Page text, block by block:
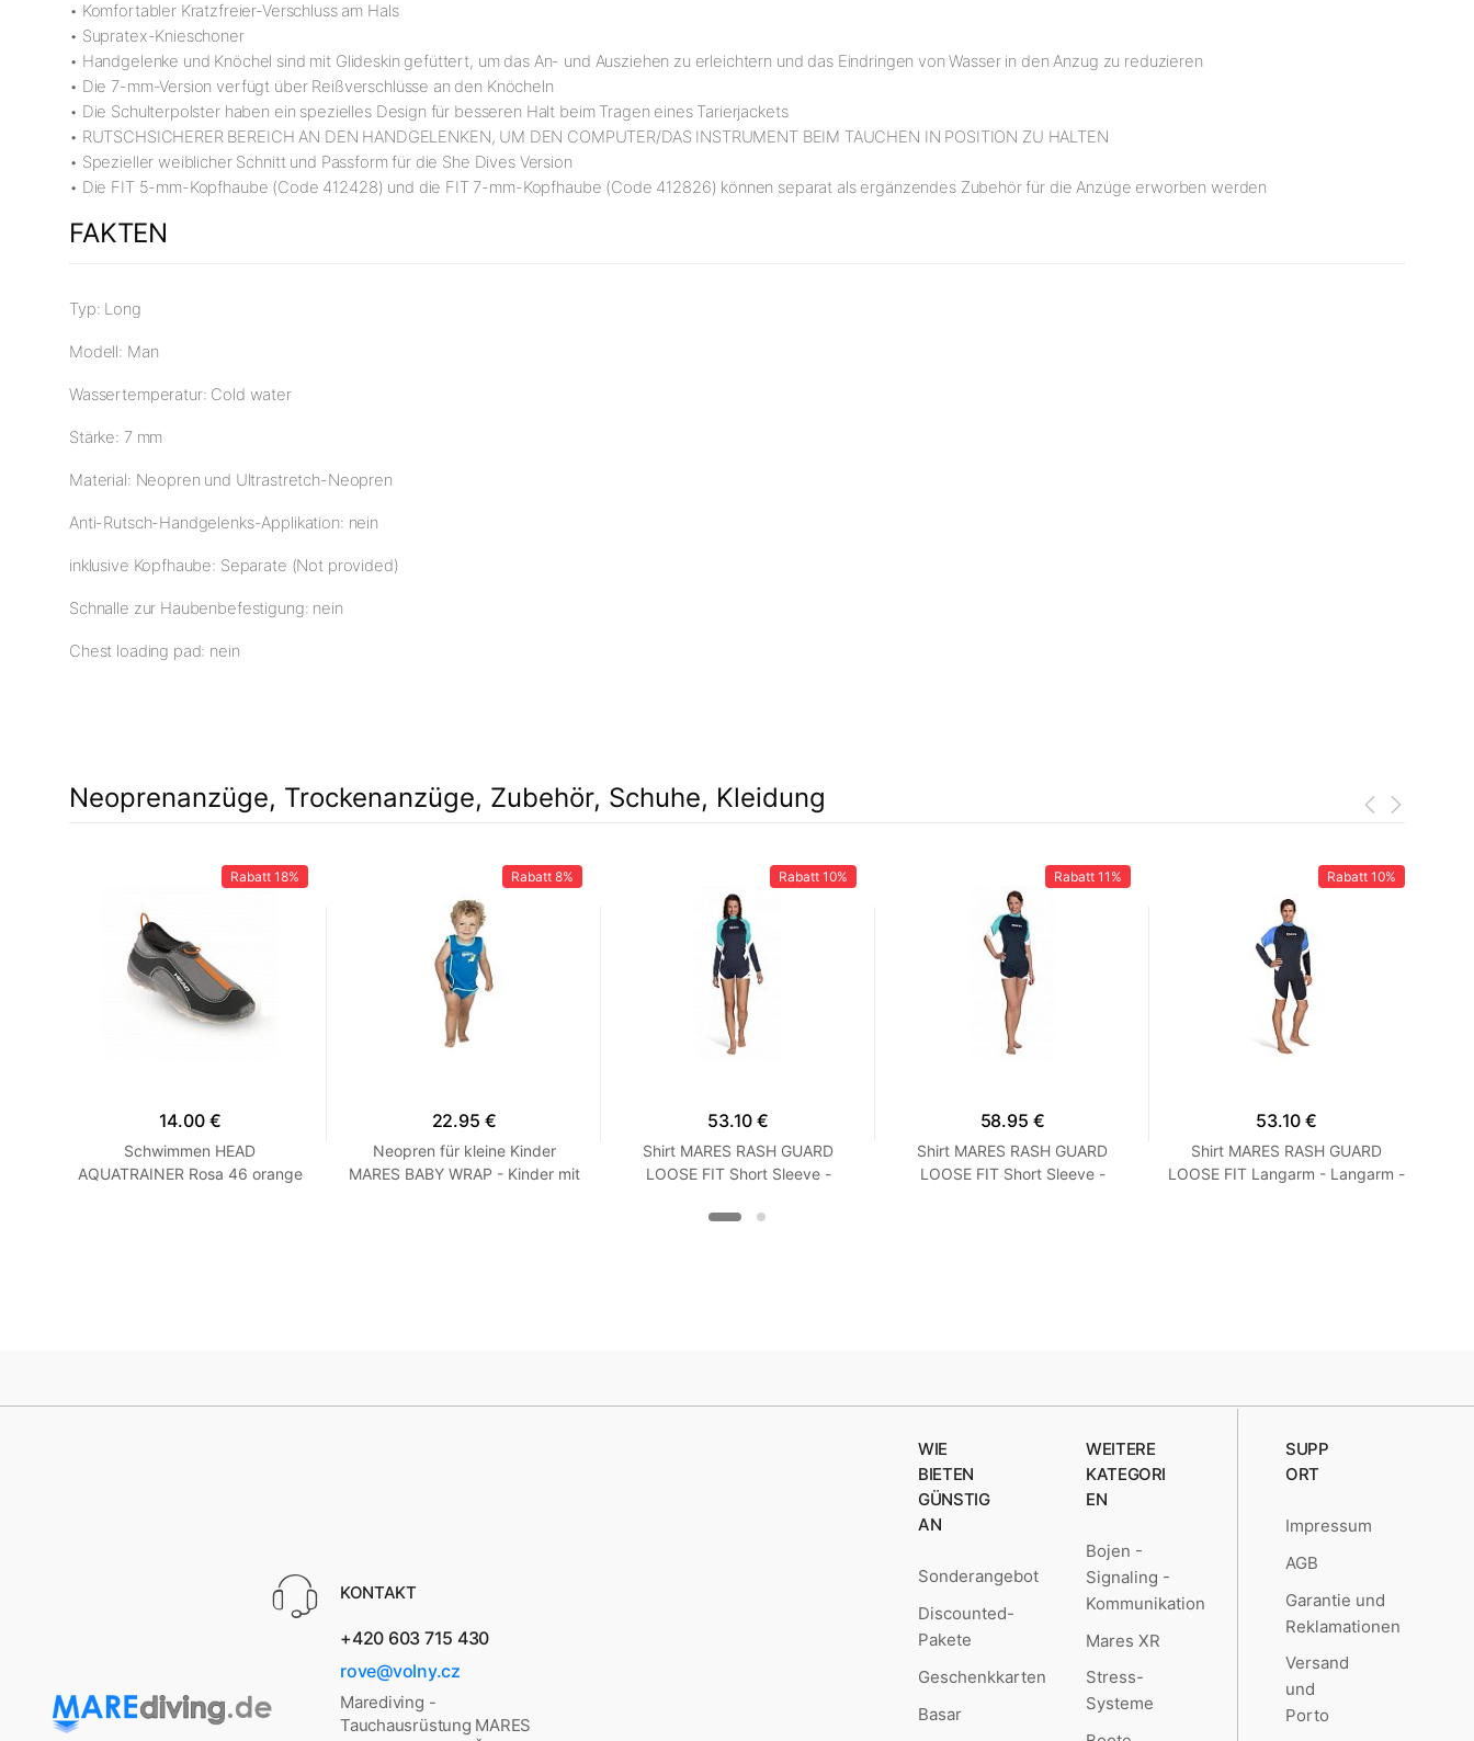
• Komfortabler Kratzfreier-Verschluss am Hals
• Supratex-Knieschoner
• Handgelenke und Knöchel sind mit Glideskin gefüttert, um das An- und Ausziehen zu erleichtern und das Eindringen von Wasser in den Anzug zu reduzieren
• Die 7-mm-Version verfügt über Reißverschlüsse an den Knöcheln
• Die Schulterpolster haben ein spezielles Design für besseren Halt beim Tragen eines Tarierjackets
• RUTSCHSICHERER BEREICH AN DEN HANDGELENKEN, UM DEN COMPUTER/DAS INSTRUMENT BEIM TAUCHEN IN POSITION ZU HALTEN
• Spezieller weiblicher Schnitt und Passform für die She Dives Version
• Die FIT 5-mm-Kopfhaube (Code 412428) und die FIT 7-mm-Kopfhaube (Code 412826) können separat als ergänzendes Zubehör für die Anzüge erworben werden
FAKTEN
Typ: Long
Modell: Man
Wassertemperatur: Cold water
Stärke: 7 mm
Material: Neopren und Ultrastretch-Neopren
Anti-Rutsch-Handgelenks-Applikation: nein
inklusive Kopfhaube: Separate (Not provided)
Schnalle zur Haubenbefestigung: nein
Chest loading pad: nein
Neoprenanzüge, Trockenanzüge, Zubehör, Schuhe, Kleidung
Rabatt 18%
14.00 €
Schwimmen HEAD
AQUATRAINER Rosa 46 orange
Rabatt 8%
22.95 €
Neopren für kleine Kinder
MARES BABY WRAP - Kinder mit
Rabatt 10%
53.10 €
Shirt MARES RASH GUARD
LOOSE FIT Short Sleeve -
XXS Turquoise
Rabatt 11%
58.95 €
Shirt MARES RASH GUARD
LOOSE FIT Short Sleeve -
Rabatt 10%
53.10 €
Shirt MARES RASH GUARD
LOOSE FIT Langarm - Langarm -
KONTAKT
+420 603 715 430
rove@volny.cz
Marediving -
Tauchausrüstung MARES
WIE
BIETEN
GÜNSTIG
AN
Sonderangebot
Discounted-
Pakete
Geschenkkarten
Basar
WEITERE
KATEGORI
EN
Bojen -
Signaling -
Kommunikation
Mares XR
Stress-
Systeme
SUPP
ORT
Impressum
AGB
Garantie und
Reklamationen
Versand
und
Porto